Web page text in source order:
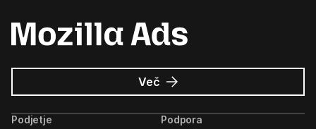
Več o
Oglasi
Mozilla
Podjetje Podpora